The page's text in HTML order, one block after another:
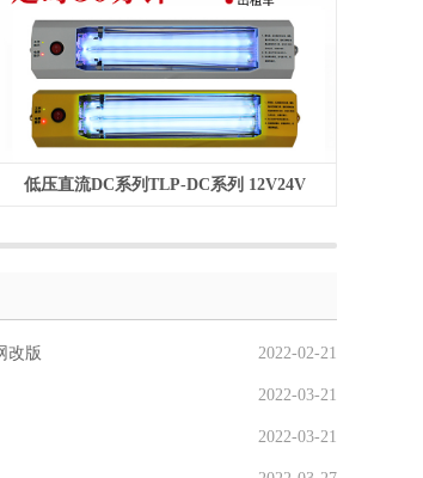
低压直流DC系列TLP-DC系列 12V24V
改版 2022-02-21
2022-03-21
2022-03-21